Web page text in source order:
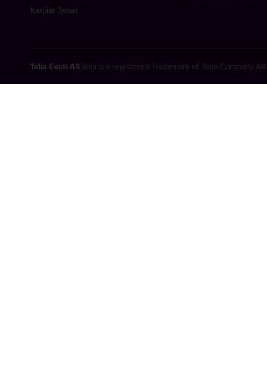
Karjäär Telias
Telia Eesti ASTelia is a registered Trademark of Telia Company AB